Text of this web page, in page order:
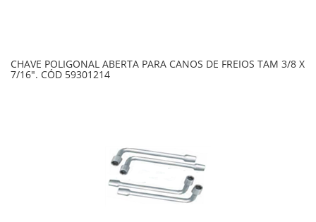
CHAVE POLIGONAL ABERTA PARA CANOS DE FREIOS TAM 3/8 X
7/16". CÓD 59301214